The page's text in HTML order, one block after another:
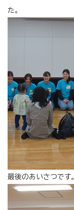
た。
最後のあいさつです。